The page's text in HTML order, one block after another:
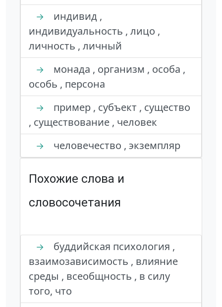
→
индивид ,
индивидуальность , лицо ,
личность , личный
→
монада , организм , особа ,
особь , персона
→
пример , субъект , существо
, существование , человек
→ человечество , экземпляр
Похожие слова и
словосочетания
→
буддийская психология ,
взаимозависимость , влияние
среды , всеобщность , в силу
того, что